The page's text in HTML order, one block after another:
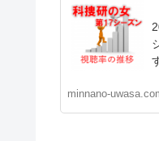
minnano-